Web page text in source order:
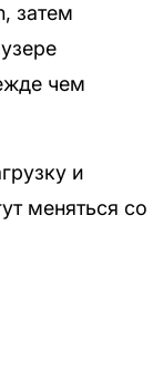
затем
чем
и
меняться со